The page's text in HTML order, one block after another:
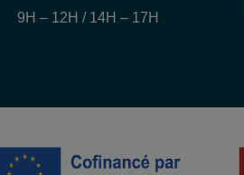
9H – 12H / 14H – 17H